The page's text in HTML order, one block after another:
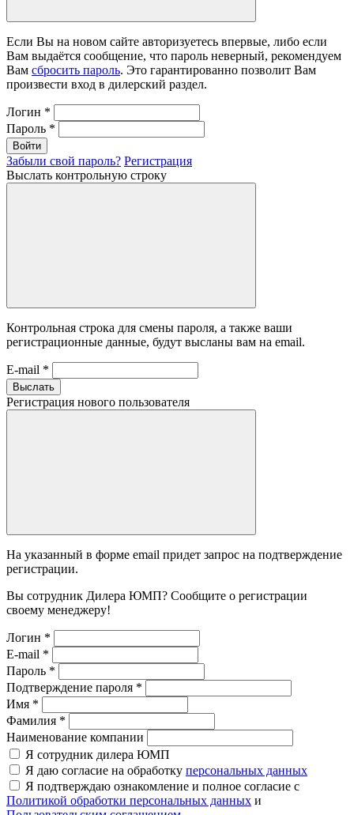
Если Вы на новом сайте авторизуетесь впервые, либо если
Вам выдаётся сообщение, что пароль неверный, рекомендуем
Вам сбросить пароль. Это гарантированно позволит Вам
произвести вход в дилерский раздел.
Логин *
Пароль *
Войти
Забыли свой пароль? Регистрация
Выслать контрольную строку
Контрольная строка для смены пароля, а также ваши
регистрационные данные, будут высланы вам на email.
E-mail *
Выслать
Регистрация нового пользователя
На указанный в форме email придет запрос на подтверждение
регистрации.
Вы сотрудник Дилера ЮМП? Сообщите о регистрации
своему менеджеру!
Логин *
E-mail *
Пароль *
Подтверждение пароля *
Имя *
Фамилия *
Наименование компании
Я сотрудник дилера ЮМП
Я даю согласие на обработку персональных данных
Я подтверждаю ознакомление и полное согласие с
Политикой обработки персональных данных и